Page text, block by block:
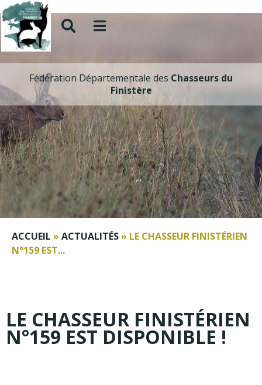
Fédération Départementale des Chasseurs du
Finistère
ACCUEIL » ACTUALITÉS» LE CHASSEUR FINISTÉRIEN
N°159 EST...
LE CHASSEUR FINISTÉRIEN
N°159 EST DISPONIBLE !